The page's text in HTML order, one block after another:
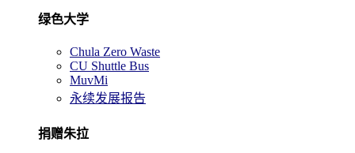
绿色大学
Chula Zero Waste
CU Shuttle Bus
MuvMi
永续发展报告
捐赠朱拉